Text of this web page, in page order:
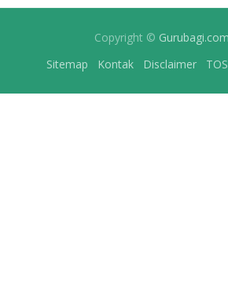
Copyright © Gurubagi.com
Sitemap
Kontak Disclaimer TOS